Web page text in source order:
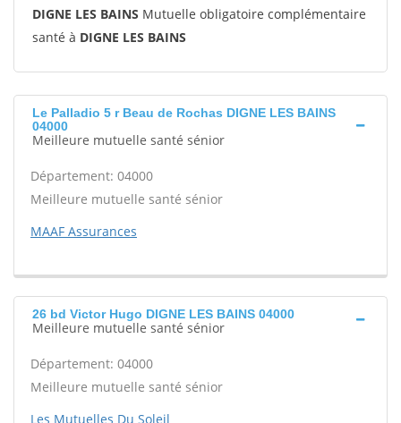
DIGNE LES BAINS Mutuelle obligatoire complémentaire
santé à DIGNE LES BAINS
Le Palladio 5 r Beau de Rochas DIGNE LES BAINS
04000
Meilleure mutuelle santé sénior
Département: 04000
Meilleure mutuelle santé sénior
MAAF Assurances
26 bd Victor Hugo DIGNE LES BAINS 04000
Meilleure mutuelle santé sénior
Département: 04000
Meilleure mutuelle santé sénior
Les Mutuelles Du Soleil